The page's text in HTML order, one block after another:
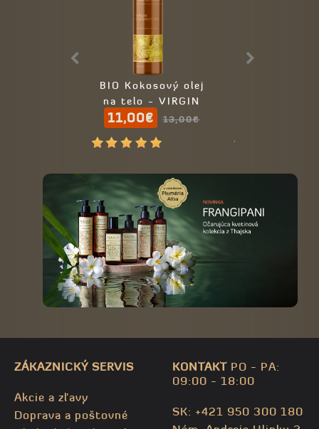
BIO Kokosový olej
na telo - VIRGIN
ORGANIC
11,00€ 13,00€
ZÁKAZNICKÝ SERVIS
Akcie a zľavy
Doprava a poštovné
KONTAKTPO - PA:
09:00 - 18:00
SK: +421 950 300 180